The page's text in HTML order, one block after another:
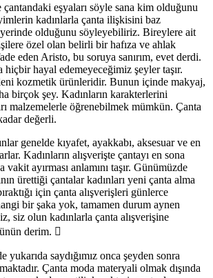
eşyaları söyle sana kim olduğunu
kadınlarla çanta ilişkisini baz
yerinde olduğunu söyleyebiliriz. Bireylere ait
özel olan belirli bir hafıza ve ahlak
eden Aristo, bu soruya sanırım, evet derdi.
hiçbir hayal edemeyeceğimiz şeyler taşır.
kozmetik ürünleridir. Bunun içinde makyaj,
birçok şey. Kadınların karakterlerini
malzemelerle öğrenebilmek mümkün. Çanta
değerli.
genelde kıyafet, ayakkabı, aksesuar ve en
Kadınların alışverişte çantayı en sona
vakit ayırması anlamını taşır. Günümüzde
ürettiği çantalar kadınları yeni çanta alma
için çanta alışverişleri günlerce
bir şaka yok, tamamen durum aynen
siz olun kadınlarla çanta alışverişine
derim. 
yukarıda saydığımız onca şeyden sonra
Çanta moda materyali olmak dışında